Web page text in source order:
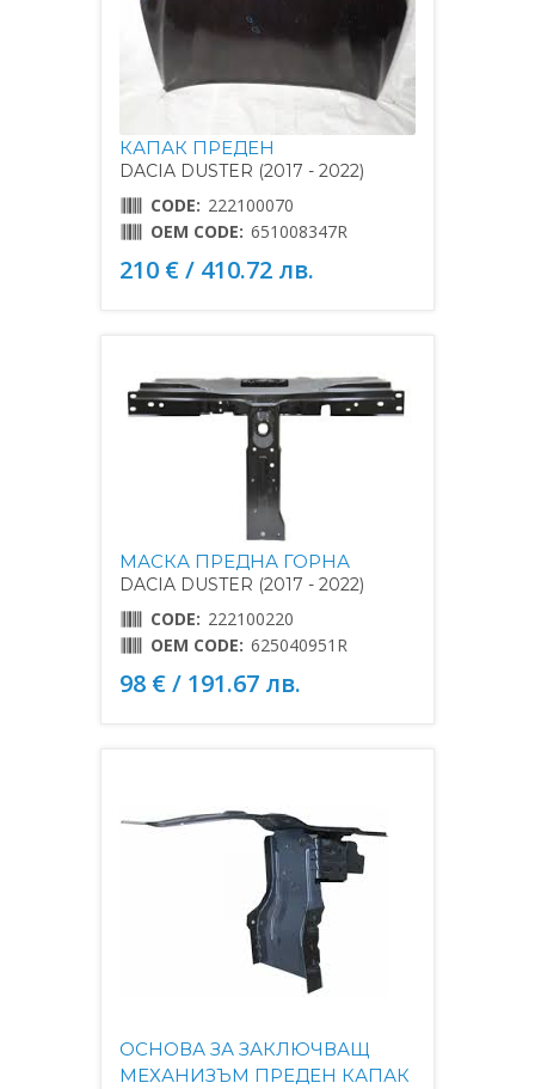
КАПАК ПРЕДЕН
DACIA DUSTER (2017 - 2022)
CODE: 222100070
OEM CODE: 651008347R
210 € / 410.72 лв.
МАСКА ПРЕДНА ГОРНА
DACIA DUSTER (2017 - 2022)
CODE: 222100220
OEM CODE: 625040951R
98 € / 191.67 лв.
ОСНОВА ЗА ЗАКЛЮЧВАЩ
МЕХАНИЗЪМ ПРЕДЕН КАПАК